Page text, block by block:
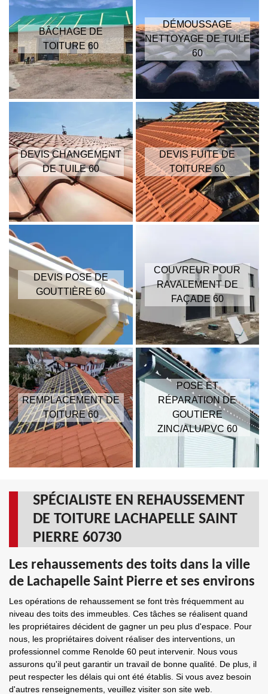
BÂCHAGE DE
TOITURE 60
DÉMOUSSAGE
NETTOYAGE DE TUILE
60
DEVIS CHANGEMENT
DE TUILE 60
DEVIS FUITE DE
TOITURE 60
DEVIS POSE DE
GOUTTIÈRE 60
COUVREUR POUR
RAVALEMENT DE
FAÇADE 60
REMPLACEMENT DE
TOITURE 60
POSE ET
RÉPARATION DE
GOUTIERE
ZINC/ALU/PVC 60
SPÉCIALISTE EN REHAUSSEMENT
DE TOITURE LACHAPELLE SAINT
PIERRE 60730
Les rehaussements des toits dans la ville
de Lachapelle Saint Pierre et ses environs
Les opérations de rehaussement se font très fréquemment au
niveau des toits des immeubles. Ces tâches se réalisent quand
les propriétaires décident de gagner un peu plus d'espace. Pour
nous, les propriétaires doivent réaliser des interventions, un
professionnel comme Renolde 60 peut intervenir. Nous vous
assurons qu'il peut garantir un travail de bonne qualité. De plus, il
peut respecter les délais qui ont été établis. Si vous avez besoin
d'autres renseignements, veuillez visiter son site web.